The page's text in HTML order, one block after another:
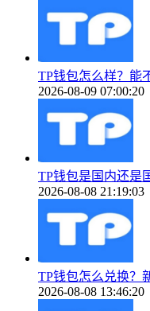
TP钱包怎么样？能
2026-08-09 07:00:20
TP钱包是国内还是
2026-08-08 21:19:03
TP钱包怎么兑换？
2026-08-08 13:46:20